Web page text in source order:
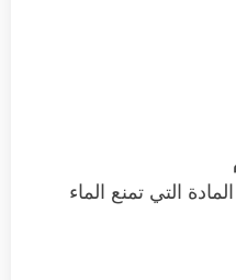
التي تمنع الماء